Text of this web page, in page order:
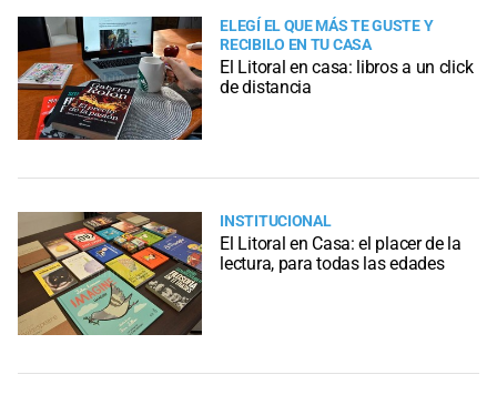
ELEGÍ EL QUE MÁS TE GUSTE Y
RECIBILO EN TU CASA
El Litoral en casa: libros a un click
de distancia
INSTITUCIONAL
El Litoral en Casa: el placer de la
lectura, para todas las edades